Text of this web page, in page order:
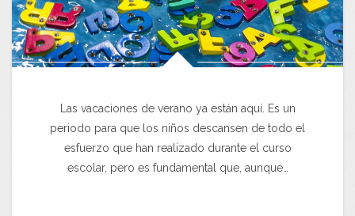
Las vacaciones de verano ya están aquí. Es un
periodo para que los niños descansen de todo el
esfuerzo que han realizado durante el curso
escolar, pero es fundamental que, aunque…